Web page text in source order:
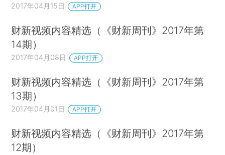
2017年04月15日 APP打开
财新视频内容精选（《财新周刊》2017年第
14期）
2017年04月08日 APP打开
财新视频内容精选（《财新周刊》2017年第
13期）
2017年04月01日 APP打开
财新视频内容精选（《财新周刊》2017年第
12期）